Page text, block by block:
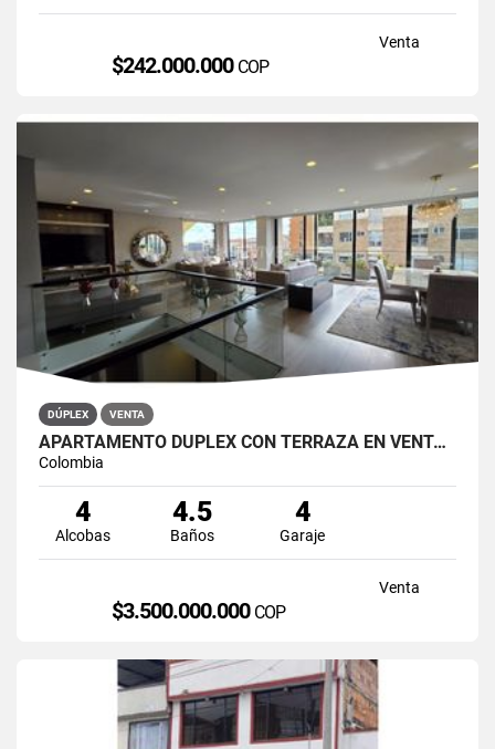
Venta
$242.000.000 COP
DÚPLEX VENTA
APARTAMENTO DÚPLEX CON TERRAZA EN VENTA BELLA SUIZA USAQUÉN BOGOTÁ
Colombia
4
Alcobas
4.5
Baños
4
Garaje
Venta
$3.500.000.000 COP